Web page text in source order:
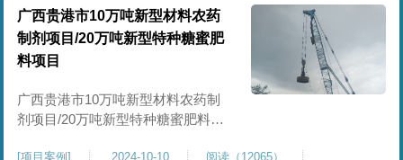
康尚强夯公司于2024年10月20日安
排设备人员进场，按照图纸设计施
工。
广西贵港市10万吨新型材料农药
制剂项目/20万吨新型特种糖蜜肥
料项目
广西贵港市10万吨新型材料农药制
剂项目/20万吨新型特种糖蜜肥料项
[项目案例] 2024-10-10 阅读（12065）